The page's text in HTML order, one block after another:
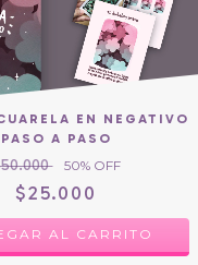
EN NEGATIVO
PASO A PASO
50% OFF
$25.000